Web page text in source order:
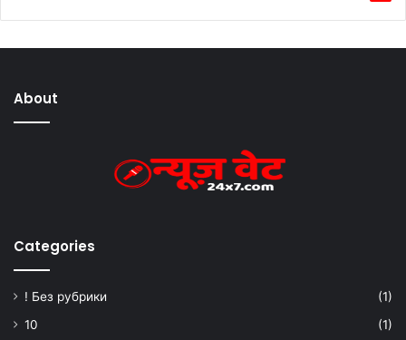
About
Categories
! Без рубрики
(1)
10
(1)